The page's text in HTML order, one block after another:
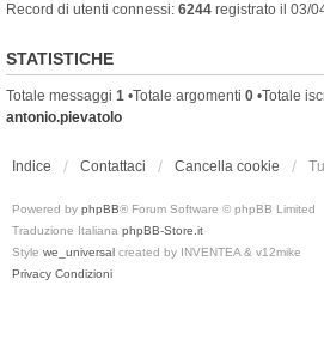
Record di utenti connessi: 6244 registrato il 03/
STATISTICHE
Totale messaggi 1 •Totale argomenti 0 •Totale
antonio.pievatolo
Indice Contattaci Cancella cookie
Powered by phpBB® Forum Software © phpBB Limited
Traduzione Italiana phpBB-Store.it
Style we_universal created by INVENTEA & v12mike
Privacy Condizioni